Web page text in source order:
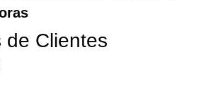
de Clientes